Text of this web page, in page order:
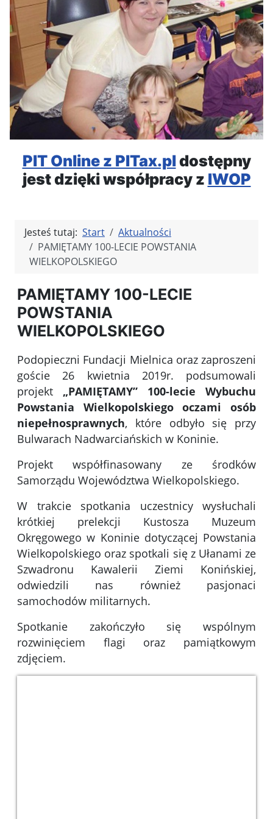
PIT Online z PITax.pldostępny
jest dzięki współpracy z IWOP
Jesteś tutaj: Start
Aktualności
PAMIĘTAMY 100-LECIE POWSTANIA
WIELKOPOLSKIEGO
PAMIĘTAMY 100-LECIE
POWSTANIA
WIELKOPOLSKIEGO
Podopieczni Fundacji Mielnica oraz zaproszeni
goście 26 kwietnia 2019r. podsumowali
projekt „PAMIĘTAMY” 100-lecie Wybuchu
Powstania Wielkopolskiego oczami osób
niepełnosprawnych, które odbyło się przy
Bulwarach Nadwarciańskich w Koninie.
Projekt współfinasowany ze środków
Samorządu Województwa Wielkopolskiego.
W trakcie spotkania uczestnicy wysłuchali
krótkiej prelekcji Kustosza Muzeum
Okręgowego w Koninie dotyczącej Powstania
Wielkopolskiego oraz spotkali się z Ułanami ze
Szwadronu Kawalerii Ziemi Konińskiej,
odwiedzili nas również pasjonaci
samochodów militarnych.
Spotkanie zakończyło się wspólnym
rozwinięciem flagi oraz pamiątkowym
zdjęciem.